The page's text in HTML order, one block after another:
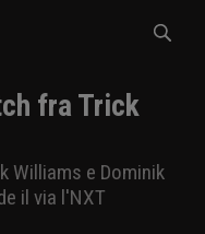
fra Trick
Williams e Dominik
il via l'NXT